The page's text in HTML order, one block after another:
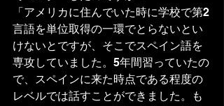
「アメリカに住んでいた時に学校で第2
言語を単位取得の一環でとらないとい
けないとですが、そこでスペイン語を
専攻していました。5年間習っていたの
で、スペインに来た時点である程度の
レベルでは話すことができました。も